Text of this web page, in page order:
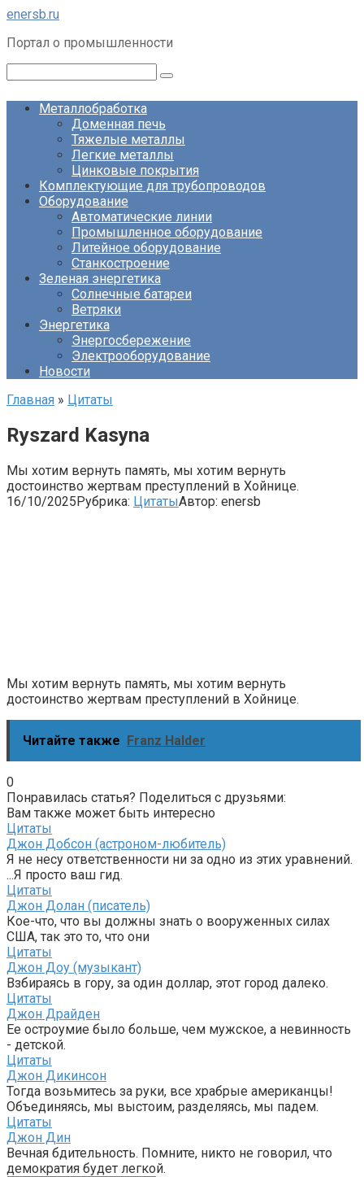
Перейти
контенту
enersb.ru
Портал о промышленности
Металлобработка
Доменная печь
Тяжелые металлы
Легкие металлы
Цинковые покрытия
Комплектующие для трубопроводов
Оборудование
Автоматические линии
Промышленное оборудование
Литейное оборудование
Станкостроение
Зеленая энергетика
Солнечные батареи
Ветряки
Энергетика
Энергосбережение
Электрооборудование
Новости
Главная » Цитаты
Ryszard Kasyna
Мы хотим вернуть память, мы хотим вернуть
достоинство жертвам преступлений в Хойнице.
16/10/2025Рубрика: ЦитатыАвтор: enersb
Мы хотим вернуть память, мы хотим вернуть
достоинство жертвам преступлений в Хойнице.
Читайте также Franz Halder
0
Понравилась статья? Поделиться с друзьями:
Вам также может быть интересно
Цитаты
Джон Добсон (астроном-любитель)
Я не несу ответственности ни за одно из этих уравнений.
...Я просто ваш гид.
Цитаты
Джон Долан (писатель)
Кое-что, что вы должны знать о вооруженных силах
США, так это то, что они
Цитаты
Джон Доу (музыкант)
Взбираясь в гору, за один доллар, этот город далеко.
Цитаты
Джон Драйден
Ее остроумие было больше, чем мужское, а невинность
- детской.
Цитаты
Джон Дикинсон
Тогда возьмитесь за руки, все храбрые американцы!
Объединяясь, мы выстоим, разделяясь, мы падем.
Цитаты
Джон Дин
Вечная бдительность. Помните, никто не говорил, что
демократия будет легкой.